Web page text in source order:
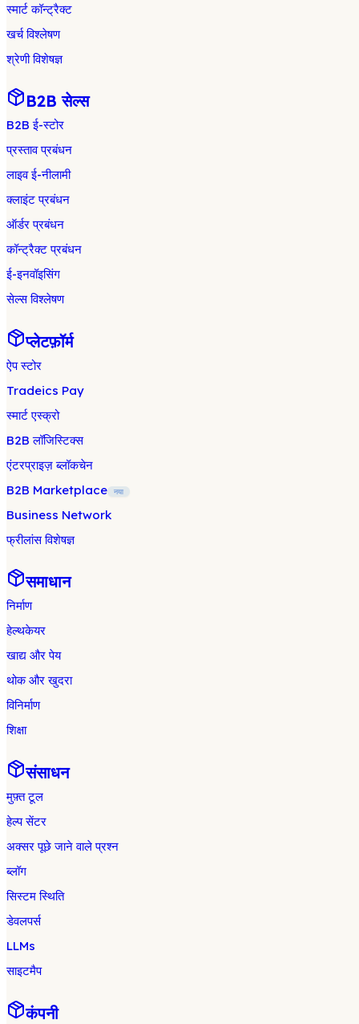
स्मार्ट कॉन्ट्रैक्ट
खर्च विश्लेषण
श्रेणी विशेषज्ञ
B2B सेल्स
B2B ई-स्टोर
प्रस्ताव प्रबंधन
लाइव ई-नीलामी
क्लाइंट प्रबंधन
ऑर्डर प्रबंधन
कॉन्ट्रैक्ट प्रबंधन
ई-इनवॉइसिंग
सेल्स विश्लेषण
प्लेटफ़ॉर्म
ऐप स्टोर
Tradeics Pay
स्मार्ट एस्क्रो
B2B लॉजिस्टिक्स
एंटरप्राइज़ ब्लॉकचेन
B2B Marketplace
नया
Business Network
फ्रीलांस विशेषज्ञ
समाधान
निर्माण
हेल्थकेयर
खाद्य और पेय
थोक और खुदरा
विनिर्माण
शिक्षा
संसाधन
मुफ़्त टूल
हेल्प सेंटर
अक्सर पूछे जाने वाले प्रश्न
ब्लॉग
सिस्टम स्थिति
डेवलपर्स
LLMs
साइटमैप
कंपनी